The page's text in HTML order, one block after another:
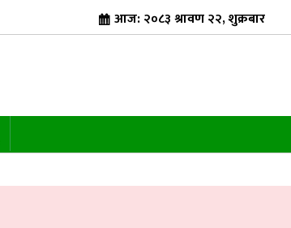
आज: २०८३ श्रावण २२, शुक्रबार